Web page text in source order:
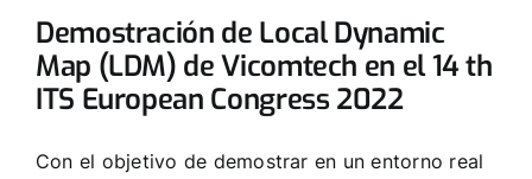
Demostración de Local Dynamic
Map (LDM) de Vicomtech en el 14 th
ITS European Congress 2022
Con el objetivo de demostrar en un entorno real